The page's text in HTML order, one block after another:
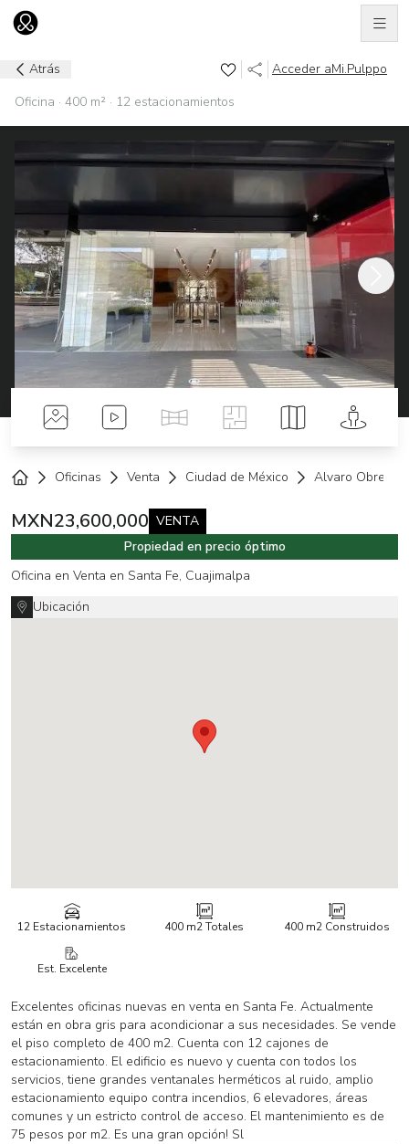
Ir al home
Atrás Acceder aMi.Pulppo
Oficina · 400 m² · 12 estacionamientos
Fotos Videos Tour VirtualPlanos Mapa Street
Oficinas Venta Ciudad de México Alvaro Obregón
MXN23,600,000 VENTA
Propiedad en precio óptimo
Oficina en Venta en Santa Fe, Cuajimalpa
Ubicación
12 Estacionamientos 400 m2Totales 400 m2 Construidos
Est. Excelente
Excelentes oficinas nuevas en venta en Santa Fe. Actualmente
están en obra gris para acondicionar a sus necesidades. Se vende
el piso completo de 400 m2. Cuenta con 12 cajones de
estacionamiento. El edificio es nuevo y cuenta con todos los
servicios, tiene grandes ventanales herméticos al ruido, amplio
estacionamiento equipo contra incendios, 6 elevadores, áreas
comunes y un estricto control de acceso. El mantenimiento es de
75 pesos por m2. Es una gran opción! Sl